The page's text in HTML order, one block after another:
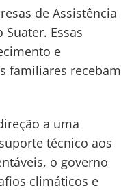
de Assistência
Essas
e
familiares recebam
a uma
técnico aos
o governo
climáticos e